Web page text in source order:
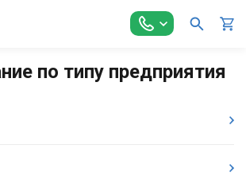
предприятия
по типу предприятия